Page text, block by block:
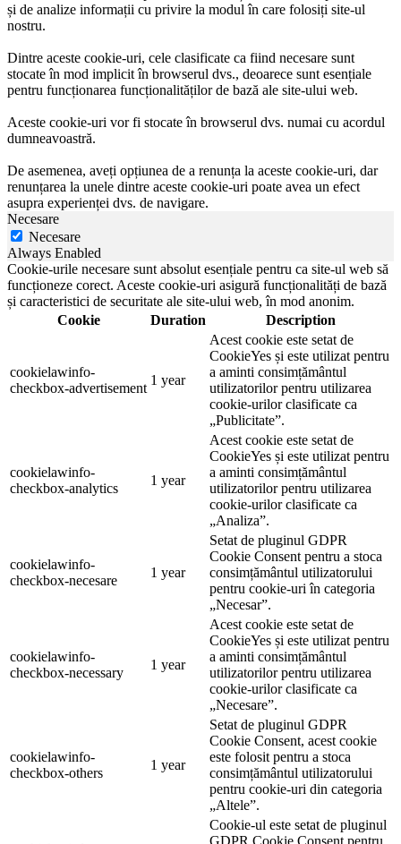
și de analize informații cu privire la modul în care folosiți site-ul
nostru.
Dintre aceste cookie-uri, cele clasificate ca fiind necesare sunt
stocate în mod implicit în browserul dvs., deoarece sunt esențiale
pentru funcționarea funcționalităților de bază ale site-ului web.
Aceste cookie-uri vor fi stocate în browserul dvs. numai cu acordul
dumneavoastră.
De asemenea, aveți opțiunea de a renunța la aceste cookie-uri, dar
renunțarea la unele dintre aceste cookie-uri poate avea un efect
asupra experienței dvs. de navigare.
Necesare
Necesare
Always Enabled
Cookie-urile necesare sunt absolut esențiale pentru ca site-ul web să
funcționeze corect. Aceste cookie-uri asigură funcționalități de bază
și caracteristici de securitate ale site-ului web, în mod anonim.
Cookie
Duration Description
cookielawinfo-
checkbox-advertisement
1 year
Acest cookie este setat de
CookieYes și este utilizat pentru
a aminti consimțământul
utilizatorilor pentru utilizarea
cookie-urilor clasificate ca
„Publicitate”.
cookielawinfo-
checkbox-analytics
1 year
Acest cookie este setat de
CookieYes și este utilizat pentru
a aminti consimțământul
utilizatorilor pentru utilizarea
cookie-urilor clasificate ca
„Analiza”.
cookielawinfo-
checkbox-necesare
1 year
Setat de pluginul GDPR
Cookie Consent pentru a stoca
consimțământul utilizatorului
pentru cookie-uri în categoria
„Necesar”.
cookielawinfo-
checkbox-necessary
1 year
Acest cookie este setat de
CookieYes și este utilizat pentru
a aminti consimțământul
utilizatorilor pentru utilizarea
cookie-urilor clasificate ca
„Necesare”.
cookielawinfo-
checkbox-others
1 year
Setat de pluginul GDPR
Cookie Consent, acest cookie
este folosit pentru a stoca
consimțământul utilizatorului
pentru cookie-uri din categoria
„Altele”.
Cookie-ul este setat de pluginul
GDPR Cookie Consent pentru